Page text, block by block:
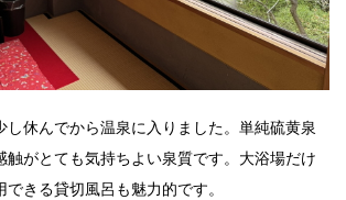
し休んでから温泉に入りました。単純硫黄泉
触がとても気持ちよい泉質です。大浴場だけ
きる貸切風呂も魅力的です。